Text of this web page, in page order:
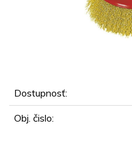
Dostupnosť:
Obj. čislo: